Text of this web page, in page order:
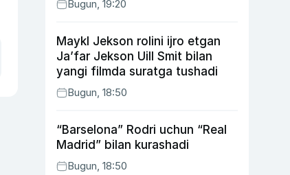
Bugun, 19:20
Maykl Jekson rolini ijro etgan
Ja’far Jekson Uill Smit bilan
yangi filmda suratga tushadi
Bugun, 18:50
“Barselona” Rodri uchun “Real
Madrid” bilan kurashadi
Bugun, 18:50